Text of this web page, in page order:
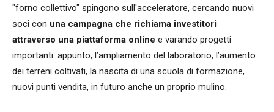
"forno collettivo" spingono sull'acceleratore, cercando nuovi
soci con una campagna che richiama investitori
attraverso una piattaforma online e varando progetti
importanti: appunto, l’ampliamento del laboratorio, l’aumento
dei terreni coltivati, la nascita di una scuola di formazione,
nuovi punti vendita, in futuro anche un proprio mulino.